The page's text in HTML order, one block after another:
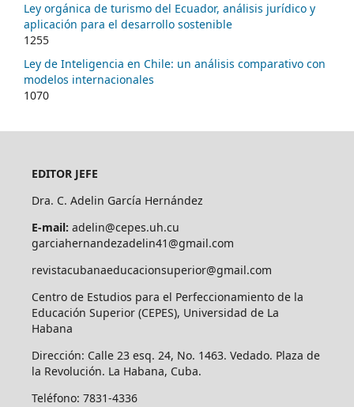
Ley orgánica de turismo del Ecuador, análisis jurídico y
aplicación para el desarrollo sostenible
1255
Ley de Inteligencia en Chile: un análisis comparativo con
modelos internacionales
1070
EDITOR JEFE
Dra. C. Adelin García Hernández
E-mail: adelin@cepes.uh.cu
garciahernandezadelin41@gmail.com
revistacubanaeducacionsuperior@gmail.com
Centro de Estudios para el Perfeccionamiento de la
Educación Superior (CEPES), Universidad de La
Habana
Dirección: Calle 23 esq. 24, No. 1463. Vedado. Plaza de
la Revolución. La Habana, Cuba.
Teléfono: 7831-4336